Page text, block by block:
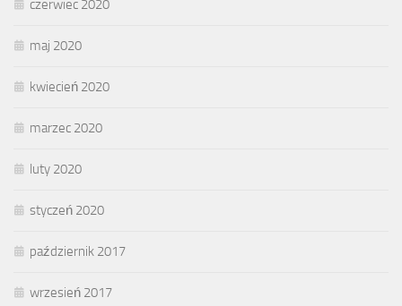
czerwiec 2020
maj 2020
kwiecień 2020
marzec 2020
luty 2020
styczeń 2020
październik 2017
wrzesień 2017